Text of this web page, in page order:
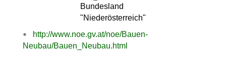
Bundesland
"Niederösterreich"
http://www.noe.gv.at/noe/Bauen-
Neubau/Bauen_Neubau.html